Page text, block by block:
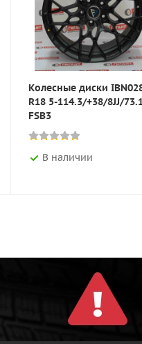
Колесные диски
R18 5-114.3/+38/8JJ/
FSB3
В наличии